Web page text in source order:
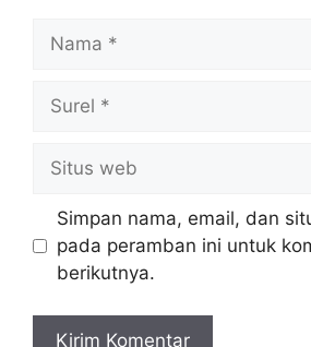
Nama
Surel
Situs
web
Simpan nama, email, dan
pada peramban ini untuk
berikutnya.